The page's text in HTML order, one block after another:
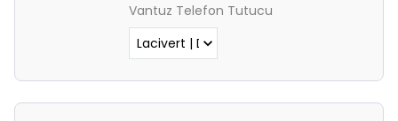
Vantuz Telefon Tutucu